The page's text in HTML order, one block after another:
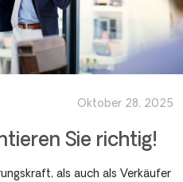
Oktober 28, 2025
Sie richtig!
als auch als Verkäufer